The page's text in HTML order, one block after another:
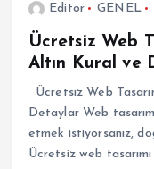
Editor GENEL
Ücretsiz Web
Altın Kural ve
Ücretsiz Web
Detaylar Web
etmek istiyorsanız,
Ücretsiz web